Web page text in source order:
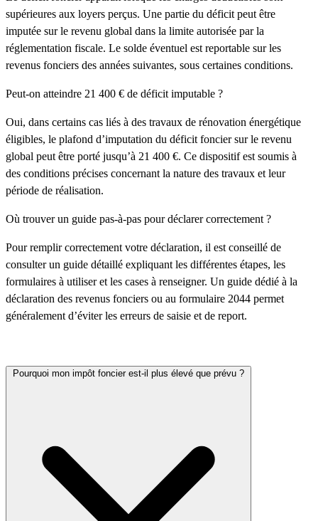
supérieures aux loyers perçus. Une partie du déficit peut être
imputée sur le revenu global dans la limite autorisée par la
réglementation fiscale. Le solde éventuel est reportable sur les
revenus fonciers des années suivantes, sous certaines conditions.
Peut-on atteindre 21 400 € de déficit imputable ?
Oui, dans certains cas liés à des travaux de rénovation énergétique
éligibles, le plafond d’imputation du déficit foncier sur le revenu
global peut être porté jusqu’à 21 400 €. Ce dispositif est soumis à
des conditions précises concernant la nature des travaux et leur
période de réalisation.
Où trouver un guide pas-à-pas pour déclarer correctement ?
Pour remplir correctement votre déclaration, il est conseillé de
consulter un guide détaillé expliquant les différentes étapes, les
formulaires à utiliser et les cases à renseigner. Un guide dédié à la
déclaration des revenus fonciers ou au formulaire 2044 permet
généralement d’éviter les erreurs de saisie et de report.
Pourquoi mon impôt foncier est-il plus élevé que prévu ?